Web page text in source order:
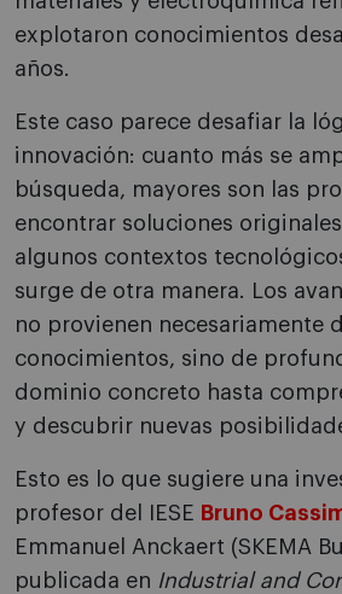
explotaron conocimientos
años.
Este caso parece desafiar la
innovación: cuanto más se
búsqueda, mayores son las
encontrar soluciones
algunos contextos
surge de otra manera. Los
no provienen necesariamente
conocimientos, sino de
dominio concreto hasta
y descubrir nuevas
Esto es lo que sugiere una
profesor del IESE Bruno
Emmanuel Anckaert (SKEMA
publicada en Industrial and